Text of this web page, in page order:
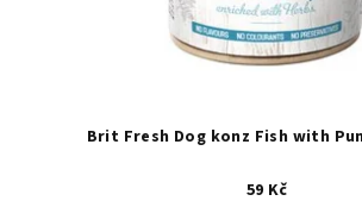
Brit Fresh Dog konz Fish with
59 Kč